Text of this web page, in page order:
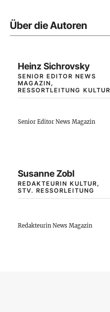
Über die Autoren
Heinz Sichrovsky
SENIOR EDITOR NEWS
MAGAZIN,
RESSORTLEITUNG KULTUR
Senior Editor News Magazin
Susanne Zobl
REDAKTEURIN KULTUR,
STV. RESSORLEITUNG
Redakteurin News Magazin